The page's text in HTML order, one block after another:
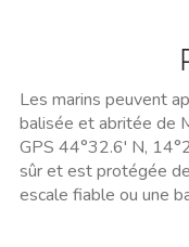
Les marins peuvent
balisée et abritée de
GPS 44°32.6' N,
sûr et est protégée
escale fiable ou une